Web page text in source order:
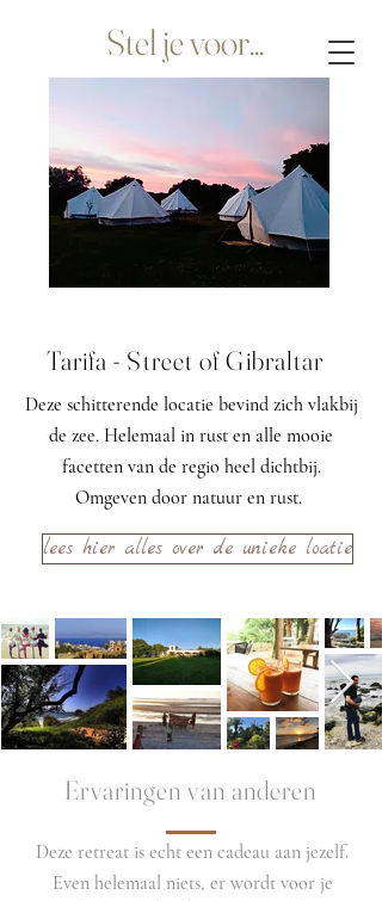
Stel je voor...
Tarifa - Street of Gibraltar
Deze schitterende locatie bevind zich vlakbij
de zee. Helemaal in rust en alle mooie
facetten van de regio heel dichtbij.
Omgeven door natuur en rust.
lees hier alles over de unieke loatie
Ervaringen van anderen
Deze retreat is echt een cadeau aan jezelf.
Even helemaal niets, er wordt voor je